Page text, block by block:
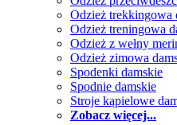
Odzież trekkingowa
Odzież treningowa
Odzież z wełny
Odzież zimowa
Spodenki damskie
Spodnie damskie
Stroje kąpielowe
Zobacz więcej...